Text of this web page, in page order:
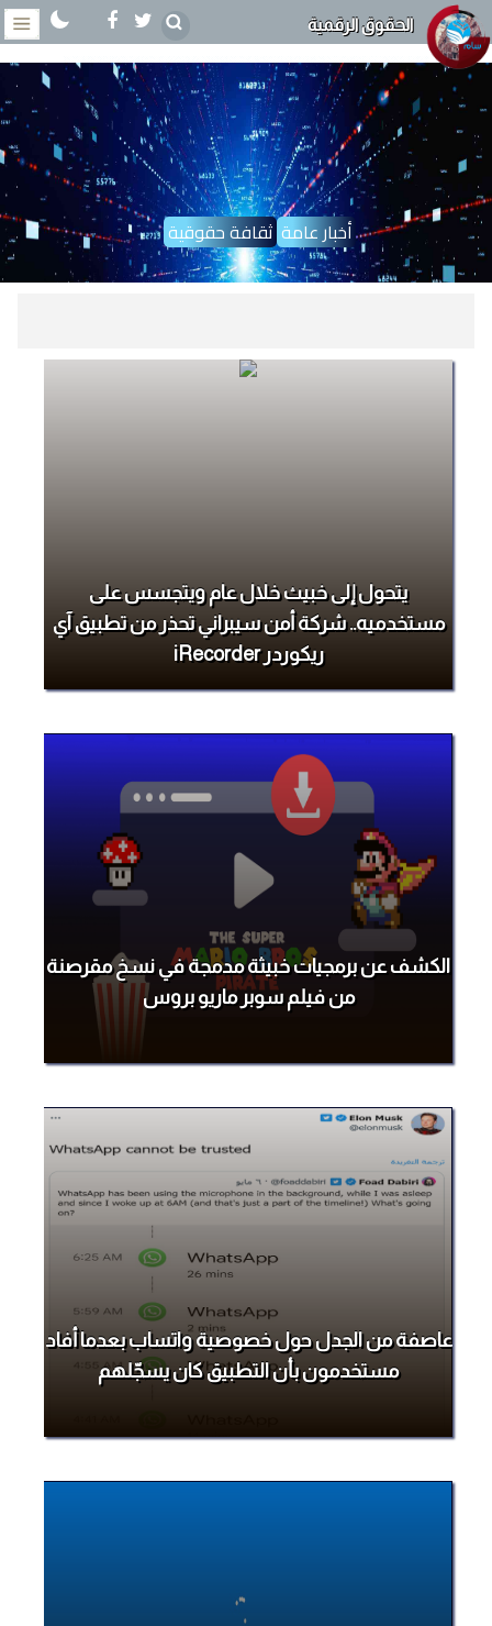
الحقوق الرقمية
ثقافة حقوقية أخبار عامة
يتحول إلى خبيث خلال عام ويتجسس على
مستخدميه.. شركة أمن سيبراني تحذر من تطبيق آي
ريكوردر iRecorder
الكشف عن برمجيات خبيثة مدمجة في نسخ مقرصنة
من فيلم سوبر ماريو بروس
عاصفة من الجدل حول خصوصية واتساب بعدما أفاد
مستخدمون بأن التطبيق كان يسجّلهم